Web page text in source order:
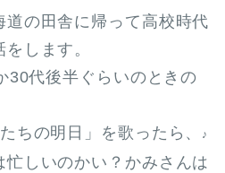
道の田舎に帰って高校時代
します。
30代後半ぐらいのときの
ちの明日」を歌ったら、
♪
忙しいのかい？かみさんは